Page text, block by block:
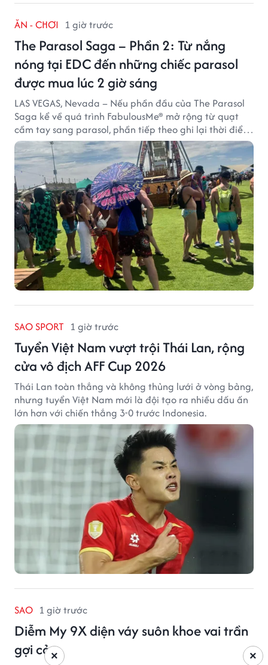
ĂN - CHƠI 1 giờ trước
The Parasol Saga – Phần 2: Từ nắng
nóng tại EDC đến những chiếc parasol
được mua lúc 2 giờ sáng
LAS VEGAS, Nevada – Nếu phần đầu của The Parasol
Saga kể về quá trình FabulousMe® mở rộng từ quạt
cầm tay sang parasol, phần tiếp theo ghi lại thời điểm
sản phẩm được thị trường đón nhận và dần vượt khỏi
công năng che nắng thông thường.
SAO SPORT 1 giờ trước
Tuyển Việt Nam vượt trội Thái Lan, rộng
cửa vô địch AFF Cup 2026
Thái Lan toàn thắng và không thủng lưới ở vòng bảng,
nhưng tuyển Việt Nam mới là đội tạo ra nhiều dấu ấn
lớn hơn với chiến thắng 3-0 trước Indonesia.
SAO 1 giờ trước
Diễm My 9X diện váy suôn khoe vai trần
gợi cảm
×
×